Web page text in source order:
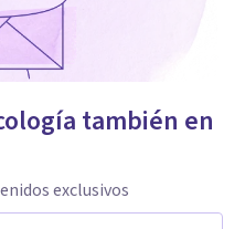
también en
exclusivos